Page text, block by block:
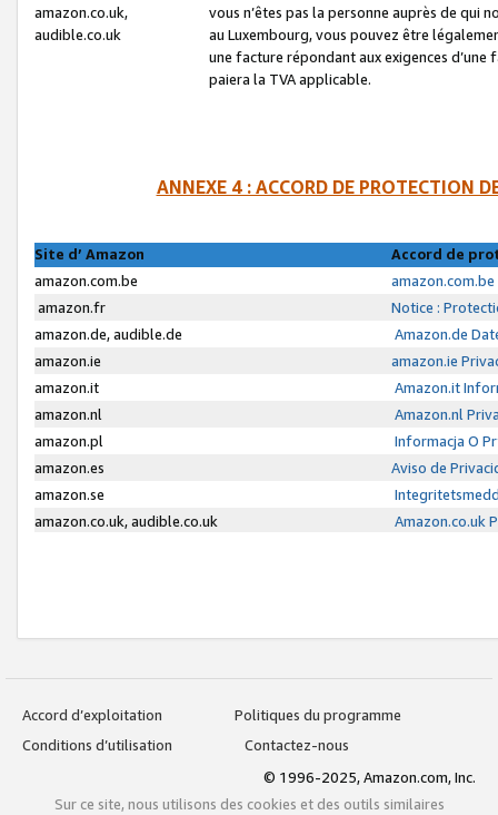
amazon.co.uk,
audible.co.uk
vous n’êtes pas la personne auprès de qui
au Luxembourg, vous pouvez être
une facture répondant aux exigences
paiera la TVA applicable.
ANNEXE 4 : ACCORD DE PROTECTION
Site d’ Amazon
Accord de
amazon.com.be
amazon.fr
Notice :
amazon.de, audible.de
Amazon.de
amazon.ie
amazon.ie
amazon.it
Amazon.it
amazon.nl
Amazon.nl
amazon.pl
Informacja O
amazon.es
Aviso de
amazon.se
amazon.co.uk, audible.co.uk
Amazon.co.uk
Accord d’exploitation
Politiques du programme
Conditions d’utilisation
Contactez-nous
© 1996-2025, Amazon.com, Inc.
Sur ce site, nous utilisons des cookies et des outils similaires